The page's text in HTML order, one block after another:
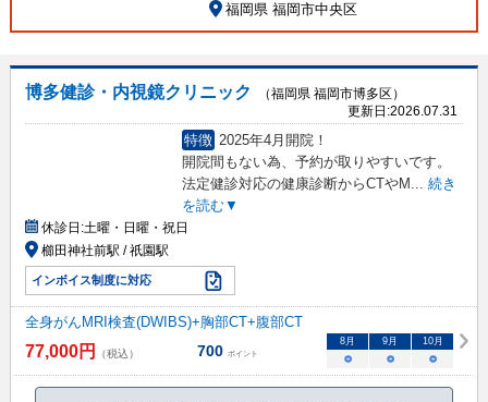
福岡県 福岡市中央区
博多健診・内視鏡クリニック
（福岡県 福岡市博多区）
更新日:2026.07.31
特徴 2025年4月開院！
開院間もない為、予約が取りやすいです。
法定健診対応の健康診断からCTやM ... 続き
を読む▼
休診日:土曜・日曜・祝日
櫛田神社前駅 / 祇園駅
インボイス制度に対応
全身がんMRI検査(DWIBS)+胸部CT+腹部CT
77,000円 （税込） 700 ポイント
8月 9月 10月
○ ○ ○